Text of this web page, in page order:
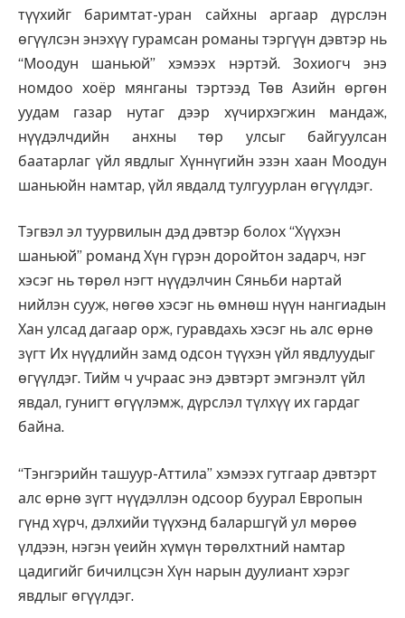
түүхийг баримтат-уран сайхны аргаар дүрслэн
өгүүлсэн энэхүү гурамсан романы тэргүүн дэвтэр нь
“Моодун шаньюй” хэмээх нэртэй. Зохиогч энэ
номдоо хоёр мянганы тэртээд Төв Азийн өргөн
уудам газар нутаг дээр хүчирхэгжин мандаж,
нүүдэлчдийн анхны төр улсыг байгуулсан
баатарлаг үйл явдлыг Хүннүгийн эзэн хаан Моодун
шаньюйн намтар, үйл явдалд тулгуурлан өгүүлдэг.
Тэгвэл эл туурвилын дэд дэвтэр болох “Хүүхэн
шаньюй” романд Хүн гүрэн доройтон задарч, нэг
хэсэг нь төрөл нэгт нүүдэлчин Сяньби нартай
нийлэн сууж, нөгөө хэсэг нь өмнөш нүүн нангиадын
Хан улсад дагаар орж, гуравдахь хэсэг нь алс өрнө
зүгт Их нүүдлийн замд одсон түүхэн үйл явдлуудыг
өгүүлдэг. Тийм ч учраас энэ дэвтэрт эмгэнэлт үйл
явдал, гунигт өгүүлэмж, дүрслэл түлхүү их гардаг
байна.
“Тэнгэрийн ташуур-Аттила” хэмээх гутгаар дэвтэрт
алс өрнө зүгт нүүдэллэн одсоор буурал Европын
гүнд хүрч, дэлхийи түүхэнд баларшгүй ул мөрөө
үлдээн, нэгэн үеийн хүмүн төрөлхтний намтар
цадигийг бичилцсэн Хүн нарын дуулиант хэрэг
явдлыг өгүүлдэг.